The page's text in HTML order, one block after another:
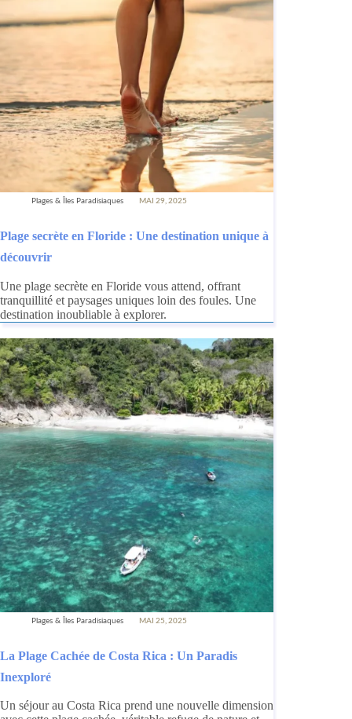
Plages & Îles Paradisiaques MAI 29, 2025
Plage secrète en Floride : Une destination unique à
découvrir
Une plage secrète en Floride vous attend, offrant
tranquillité et paysages uniques loin des foules. Une
destination inoubliable à explorer.
Plages & Îles Paradisiaques MAI 25, 2025
La Plage Cachée de Costa Rica : Un Paradis
Inexploré
Un séjour au Costa Rica prend une nouvelle dimension